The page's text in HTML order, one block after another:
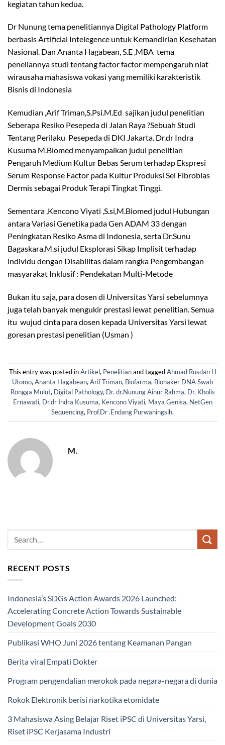
kegiatan tahun kedua.
Dr Nunung tema penelitiannya Digital Pathology Platform
berbasis Artificial Intelegence untuk Kemandirian Kesehatan
Nasional. Dan Ananta Hagabean, S.E ,MBA tema
peneliannya studi tentang factor factor mempengaruh niat
wirausaha mahasiswa vokasi yang memiliki karakteristik
Bisnis di Indonesia
Kemudian ,Arif Triman,S.Psi.M.Ed sajikan judul penelitian
Seberapa Resiko Pesepeda di Jalan Raya ?Sebuah Studi
Tentang Perilaku Pesepeda di DKI Jakarta. Dr.dr Indra
Kusuma M.Biomed menyampaikan judul penelitian
Pengaruh Medium Kultur Bebas Serum terhadap Ekspresi
Serum Response Factor pada Kultur Produksi Sel Fibroblas
Dermis sebagai Produk Terapi Tingkat Tinggi.
Sementara ,Kencono Viyati ,S.si,M.Biomed judul Hubungan
antara Variasi Genetika pada Gen ADAM 33 dengan
Peningkatan Resiko Asma di Indonesia, serta Dr.Sunu
Bagaskara,M.si judul Eksplorasi Sikap Implisit terhadap
individu dengan Disabilitas dalam rangka Pengembangan
masyarakat Inklusif : Pendekatan Multi-Metode
Bukan itu saja, para dosen di Universitas Yarsi sebelumnya
juga telah banyak mengukir prestasi lewat penelitian. Semua
itu wujud cinta para dosen kepada Universitas Yarsi lewat
goresan prestasi penelitian (Usman )
This entry was posted inArtikel, Penelitianand taggedAhmad Rusdan H
Utomo, Ananta Hagabean, Arif Triman, Biofarma, Bionaker DNA Swab
Rongga Mulut, Digital Pathology, Dr. dr.Nunung Ainur Rahma, Dr. Kholis
Ernawati, Dr.dr Indra Kusuma, Kencono Viyati, Maya Genisa, NetGen
Sequencing, Prof.Dr .Endang Purwaningsih.
M.
RECENT POSTS
Indonesia’s SDGs Action Awards 2026 Launched:
Accelerating Concrete Action Towards Sustainable
Development Goals 2030
Publikasi WHO Juni 2026 tentang Keamanan Pangan
Berita viral Empati Dokter
Program pengendalian merokok pada negara-negara di dunia
Rokok Elektronik berisi narkotika etomidate
3 Mahasiswa Asing Belajar Riset iPSC di Universitas Yarsi,
Riset iPSC Kerjasama Industri